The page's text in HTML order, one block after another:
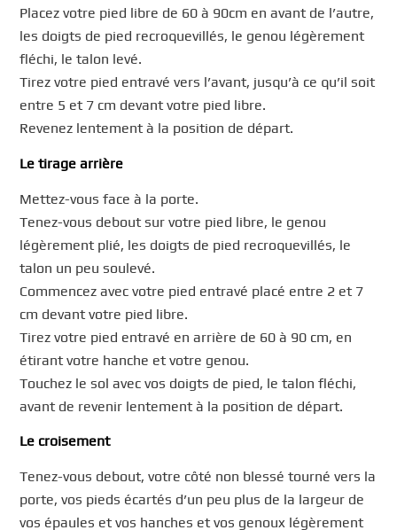
Placez votre pied libre de 60 à 90cm en avant de l’autre,
les doigts de pied recroquevillés, le genou légèrement
fléchi, le talon levé.
Tirez votre pied entravé vers l’avant, jusqu’à ce qu’il soit
entre 5 et 7 cm devant votre pied libre.
Revenez lentement à la position de départ.
Le tirage arrière
Mettez-vous face à la porte.
Tenez-vous debout sur votre pied libre, le genou
légèrement plié, les doigts de pied recroquevillés, le
talon un peu soulevé.
Commencez avec votre pied entravé placé entre 2 et 7
cm devant votre pied libre.
Tirez votre pied entravé en arrière de 60 à 90 cm, en
étirant votre hanche et votre genou.
Touchez le sol avec vos doigts de pied, le talon fléchi,
avant de revenir lentement à la position de départ.
Le croisement
Tenez-vous debout, votre côté non blessé tourné vers la
porte, vos pieds écartés d’un peu plus de la largeur de
vos épaules et vos hanches et vos genoux légèrement